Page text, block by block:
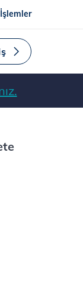
İşlemler